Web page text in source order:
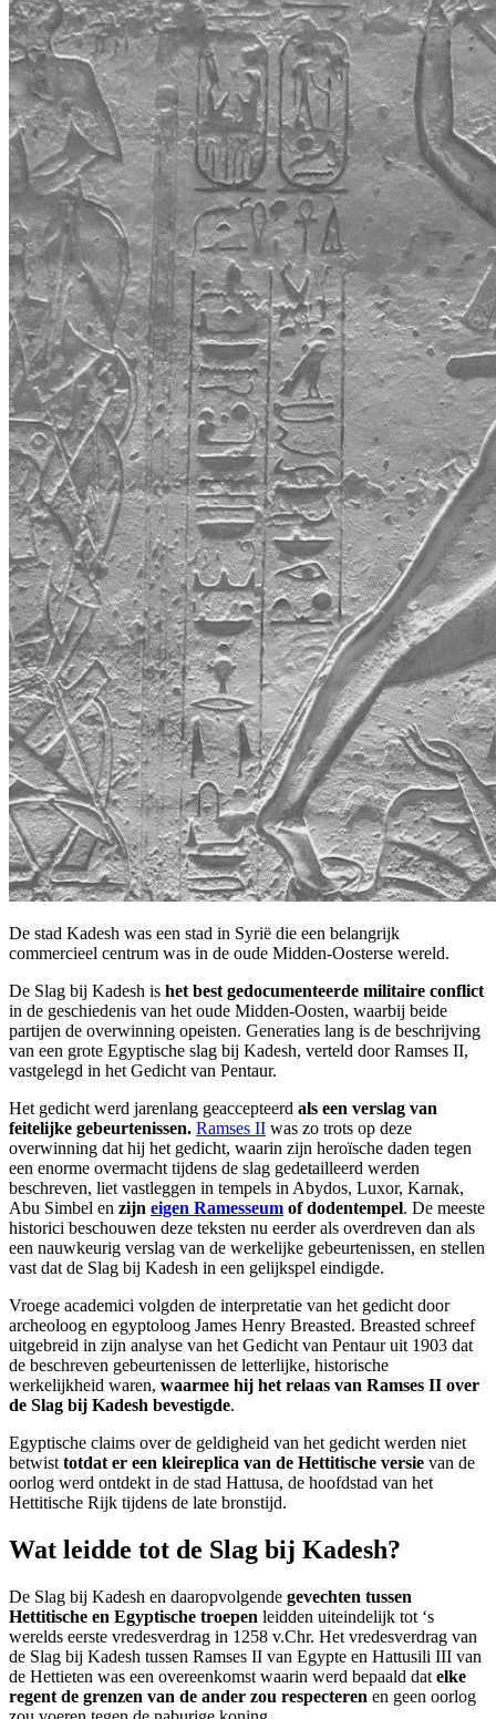
De stad Kadesh was een stad in Syrië die een belangrijk
commercieel centrum was in de oude Midden-Oosterse wereld.
De Slag bij Kadesh is het best gedocumenteerde militaire conflict
in de geschiedenis van het oude Midden-Oosten, waarbij beide
partijen de overwinning opeisten. Generaties lang is de beschrijving
van een grote Egyptische slag bij Kadesh, verteld door Ramses II,
vastgelegd in het Gedicht van Pentaur.
Het gedicht werd jarenlang geaccepteerd als een verslag van
feitelijke gebeurtenissen. Ramses II was zo trots op deze
overwinning dat hij het gedicht, waarin zijn heroïsche daden tegen
een enorme overmacht tijdens de slag gedetailleerd werden
beschreven, liet vastleggen in tempels in Abydos, Luxor, Karnak,
Abu Simbel en zijn eigen Ramesseum of dodentempel. De meeste
historici beschouwen deze teksten nu eerder als overdreven dan als
een nauwkeurig verslag van de werkelijke gebeurtenissen, en stellen
vast dat de Slag bij Kadesh in een gelijkspel eindigde.
Vroege academici volgden de interpretatie van het gedicht door
archeoloog en egyptoloog James Henry Breasted. Breasted schreef
uitgebreid in zijn analyse van het Gedicht van Pentaur uit 1903 dat
de beschreven gebeurtenissen de letterlijke, historische
werkelijkheid waren, waarmee hij het relaas van Ramses II over
de Slag bij Kadesh bevestigde.
Egyptische claims over de geldigheid van het gedicht werden niet
betwist totdat er een kleireplica van de Hettitische versie van de
oorlog werd ontdekt in de stad Hattusa, de hoofdstad van het
Hettitische Rijk tijdens de late bronstijd.
Wat leidde tot de Slag bij Kadesh?
De Slag bij Kadesh en daaropvolgende gevechten tussen
Hettitische en Egyptische troepen leidden uiteindelijk tot ‘s
werelds eerste vredesverdrag in 1258 v.Chr. Het vredesverdrag van
de Slag bij Kadesh tussen Ramses II van Egypte en Hattusili III van
de Hettieten was een overeenkomst waarin werd bepaald dat elke
regent de grenzen van de ander zou respecteren en geen oorlog